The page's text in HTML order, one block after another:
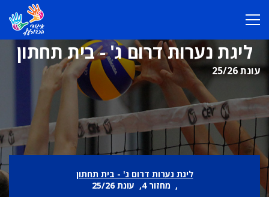
ליגת נערות דרום ג' - בית תחתון
עונת 25/26
ליגת נערות דרום ג' - בית תחתון
, מחזור 4, עונת 25/26